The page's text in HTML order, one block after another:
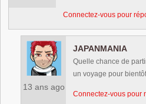
Connectez-vous pour
13 ans ago
JAPANMANIA
Quelle chance de
un voyage pour
Connectez-vous pour